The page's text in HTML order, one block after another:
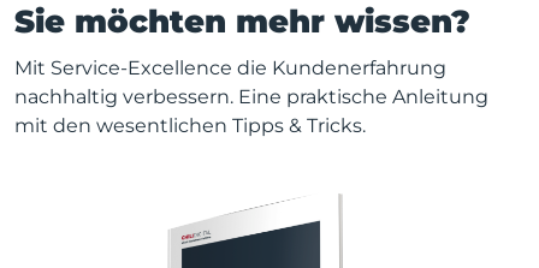
Sie möchten mehr wissen?
Mit Service-Excellence die Kundenerfahrung
nachhaltig verbessern. Eine praktische Anleitung
mit den wesentlichen Tipps & Tricks.